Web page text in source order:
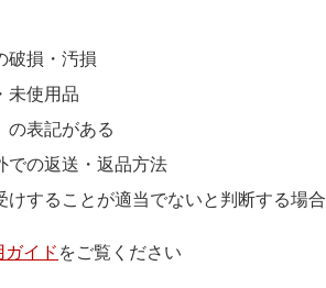
破損・汚損
未使用品
の表記がある
での返送・返品方法
けすることが適当でないと判断する場合
ガイド をご覧ください